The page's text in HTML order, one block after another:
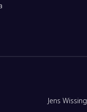
Jens Wissing